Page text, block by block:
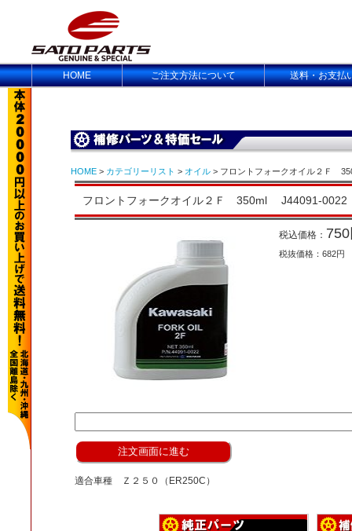
HOME ご注文方法について 送料・お支払
HOME > カテゴリーリスト > オイル > フロントフォークオイル２Ｆ
フロントフォークオイル２Ｆ 350ml J44091-0022
税込価格：
税抜価格：682円
適合車種 Ｚ２５０（ER250C）